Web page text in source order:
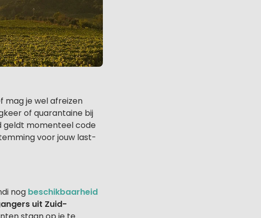
mag je wel afreizen
of quarantaine bij
geldt momenteel code
voor jouw last-
nog beschikbaarheid
uit Zuid-